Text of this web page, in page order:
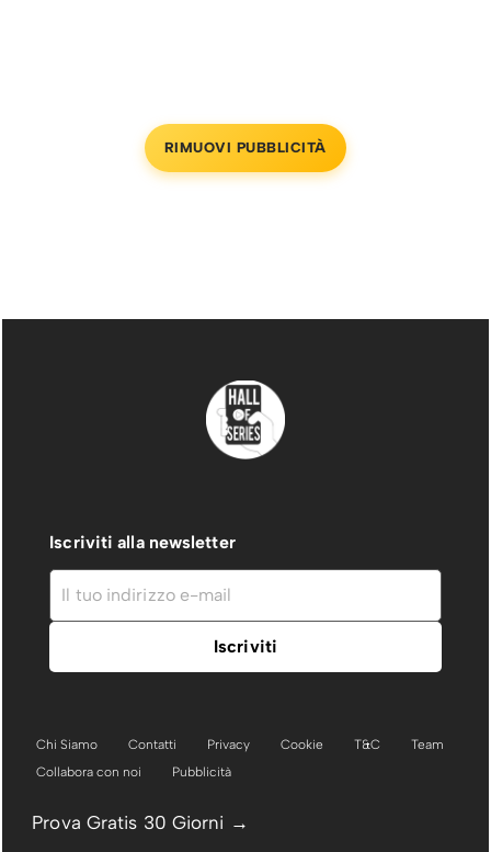
RIMUOVI PUBBLICITÀ
Iscriviti alla newsletter
Chi Siamo Contatti Privacy Cookie T&C
Team
Collabora con noi
Pubblicità
Prova Gratis 30 Giorni →